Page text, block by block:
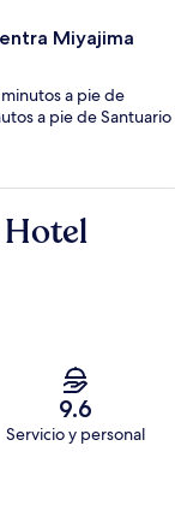
Miyajima
a pie de
a pie de Santuario
9.6
Servicio y personal